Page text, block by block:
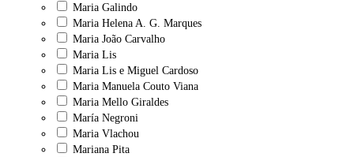
Maria Galindo
Maria Helena A. G. Marques
Maria João Carvalho
Maria Lis
Maria Lis e Miguel Cardoso
Maria Manuela Couto Viana
Maria Mello Giraldes
María Negroni
Maria Vlachou
Mariana Pita